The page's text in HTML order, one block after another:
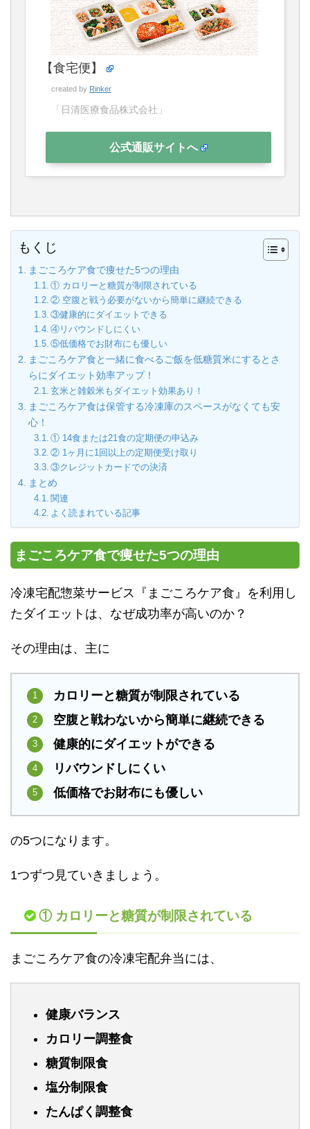
【食宅便】
created by Rinker
「日清医療食品株式会社」
公式通販サイトへ
もくじ
まごころケア食で痩せた5つの理由
① カロリーと糖質が制限されている
② 空腹と戦う必要がないから簡単に継続できる
③健康的にダイエットできる
④リバウンドしにくい
⑤低価格でお財布にも優しい
まごころケア食と一緒に食べるご飯を低糖質米にするとさ
らにダイエット効率アップ！
玄米と雑穀米もダイエット効果あり！
まごころケア食は保管する冷凍庫のスペースがなくても安
心！
① 14食または21食の定期便の申込み
② 1ヶ月に1回以上の定期便受け取り
③クレジットカードでの決済
まとめ
関連
よく読まれている記事
まごころケア食で痩せた5つの理由
冷凍宅配惣菜サービス『まごころケア食』を利用し
たダイエットは、なぜ成功率が高いのか？
その理由は、主に
カロリーと糖質が制限されている
空腹と戦わないから簡単に継続できる
健康的にダイエットができる
リバウンドしにくい
低価格でお財布にも優しい
の5つになります。
1つずつ見ていきましょう。
① カロリーと糖質が制限されている
まごころケア食の冷凍宅配弁当には、
健康バランス
カロリー調整食
糖質制限食
塩分制限食
たんぱく調整食